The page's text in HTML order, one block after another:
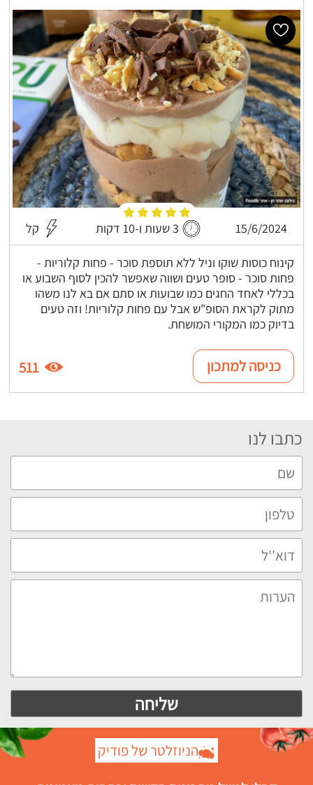
15/6/2024 3 שעות ו-10 דקות קל
קינוח כוסות שוקו וניל ללא תוספת סוכר - פחות קלוריות -
פחות סוכר - סופר טעים ושווה שאפשר להכין לסוף השבוע או
בכללי לאחד החגים כמו שבועות או סתם אם בא לנו משהו
מתוק לקראת הסופ"ש אבל עם פחות קלוריות! וזה טעים
בדיוק כמו המקורי המושחת.
כניסה למתכון 511
כתבו לנו
הניוזלטר של פודיק